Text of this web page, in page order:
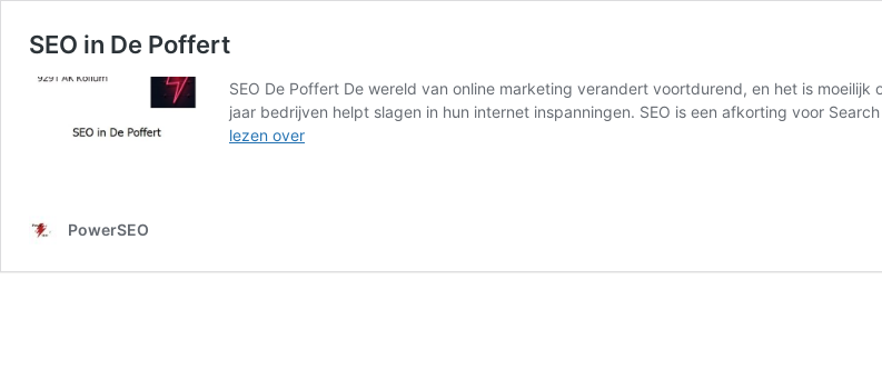
SEO in De Poffert
SEO De Poffert De wereld van online marketing verandert voortdurend, en het is
jaar bedrijven helpt slagen in hun internet inspanningen. SEO is een afkorting voor
lezen overSEO
PowerSEO